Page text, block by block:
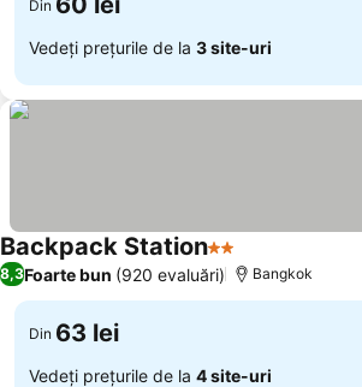
Din
Vedeți prețurile de la 3 site-uri
Backpack Station2 Stele
8,3Foarte bun (920 evaluări) Bangkok
Din 63 lei
Vedeți prețurile de la 4 site-uri